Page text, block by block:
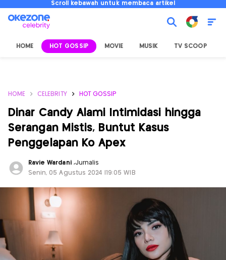
Scroll kebawah untuk membaca artikel
HOME HOT GOSSIP MOVIE MUSIK TV SCOOP
HOME CELEBRITY HOT GOSSIP
Dinar Candy Alami Intimidasi hingga
Serangan Mistis, Buntut Kasus
Penggelapan Ko Apex
Ravie Wardani ,Jurnalis
Senin, 05 Agustus 2024 |19:05 WIB